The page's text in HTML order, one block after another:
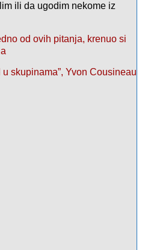
ili da ugodim nekome iz
od ovih pitanja, krenuo si
skupinama”, Yvon Cousineau